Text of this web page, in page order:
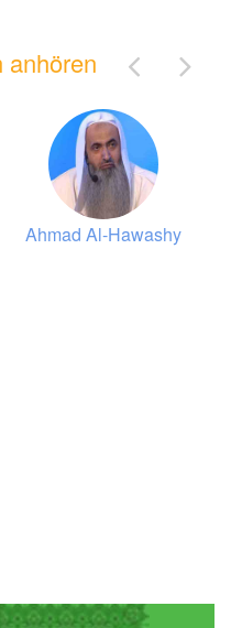
anhören
Ahmad Al-Hawashy